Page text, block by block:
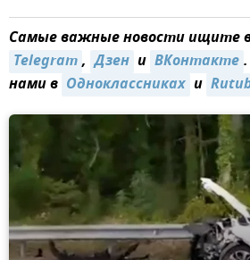
Самые важные новости ищите
Telegram, Дзен и ВКонтакте
нами в Одноклассниках и